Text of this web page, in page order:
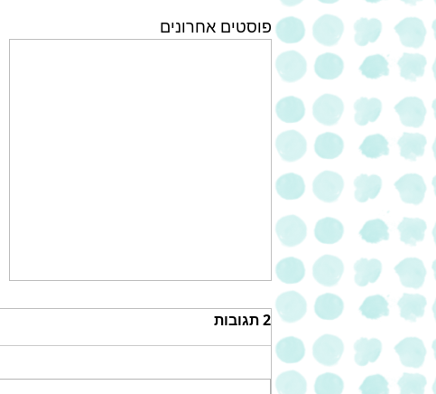
פוסטים אחרונים
2 תגובות